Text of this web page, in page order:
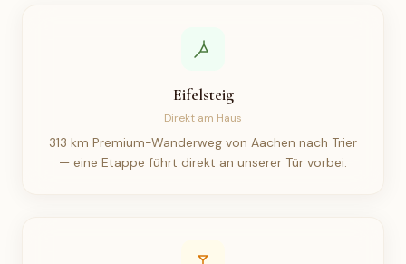
Eifelsteig
Direkt am Haus
313 km Premium-Wanderweg von Aachen nach Trier
— eine Etappe führt direkt an unserer Tür vorbei.